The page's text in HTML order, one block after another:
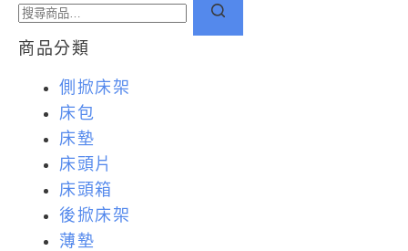
商品分類
側掀床架
床包
床墊
床頭片
床頭箱
後掀床架
薄墊